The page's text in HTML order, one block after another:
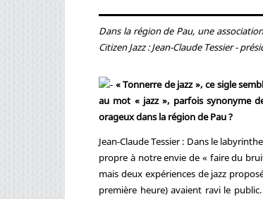
Dans la région de Pau, une
Citizen Jazz : Jean-Claude Tessier -
« Tonnerre de jazz », ce sigle
au mot « jazz », parfois synonyme
orageux dans la région de Pau ?
Jean-Claude Tessier : Dans le
propre à notre envie de « faire du
mais deux expériences de jazz
première heure) avaient ravi le